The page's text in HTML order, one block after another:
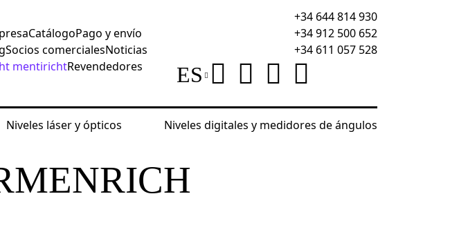
CatálogoPago y envío
Socios comercialesNoticias
mentirichtRevendedores
+34 644 814 930
+34 912 500 652
+34 611 057 528
ES
Niveles láser y ópticos
Niveles digitales y medidores de ángulos
térmicas Cámara térmica Ermenrich Seek TV80